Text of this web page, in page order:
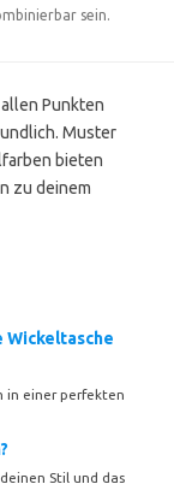
sein.
Punkten
Muster
bieten
zu deinem
Wickeltasche
in einer perfekten
Stil und das